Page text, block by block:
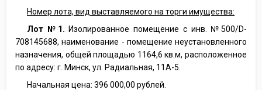
Номер лота, вид выставляемого на торги имущества:
Лот №1.Изолированное помещение с инв. №500/D-
708145688, наименование - помещение неустановленного
назначения, общей площадью 1164,6 кв.м, расположенное
по адресу: г. Минск, ул. Радиальная, 11А-5.
Начальная цена: 396 000,00 рублей.